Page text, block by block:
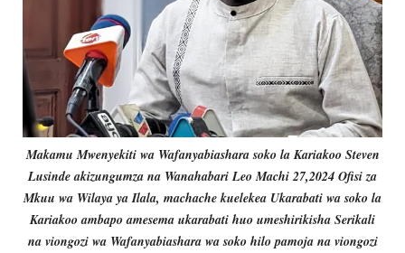
Makamu Mwenyekiti wa Wafanyabiashara soko la Kariakoo Steven
Lusinde akizungumza na Wanahabari Leo Machi 27,2024 Ofisi za
Mkuu wa Wilaya ya Ilala, machache kuelekea Ukarabati wa soko la
Kariakoo ambapo amesema ukarabati huo umeshirikisha Serikali
na viongozi wa Wafanyabiashara wa soko hilo pamoja na viongozi